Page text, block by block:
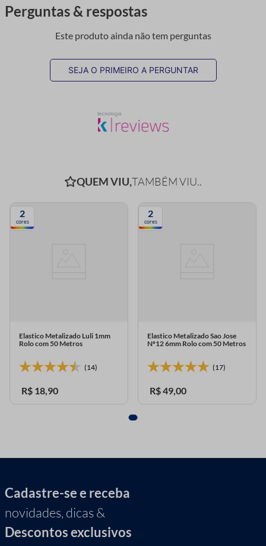
Perguntas & respostas
Este produto ainda não tem perguntas
SEJA O PRIMEIRO A PERGUNTAR
QUEM VIU,TAMBÉM VIU..
2
cores
Elastico Metalizado Luli 1mm
Rolo com 50 Metros
(14)
R$ 18,90
2
cores
Elastico Metalizado Sao Jose
Nº12 6mm Rolo com 50 Metros
(17)
R$49,00
Cadastre-se e receba
novidades, dicas &
Descontos exclusivos